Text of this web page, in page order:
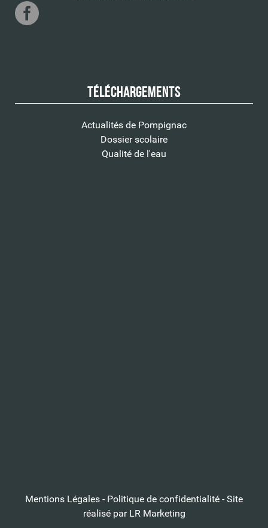
Téléchargements
Actualités de Pompignac
Dossier scolaire
Qualité de l'eau
Mentions Légales - Politique de confidentialité - Site
réalisé par LR Marketing